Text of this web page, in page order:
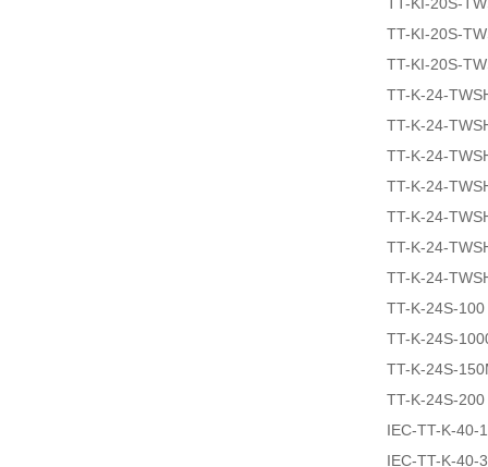
TT-KI-20S-
TT-KI-20S-
TT-K-24-
TT-K-24-
TT-K-24-
TT-K-24-
TT-K-24-
TT-K-24-
TT-K-24-
TT-K-24S-100
TT-K-24S-
TT-K-24S-
TT-K-24S-200
IEC-TT-K-40-
IEC-TT-K-40-